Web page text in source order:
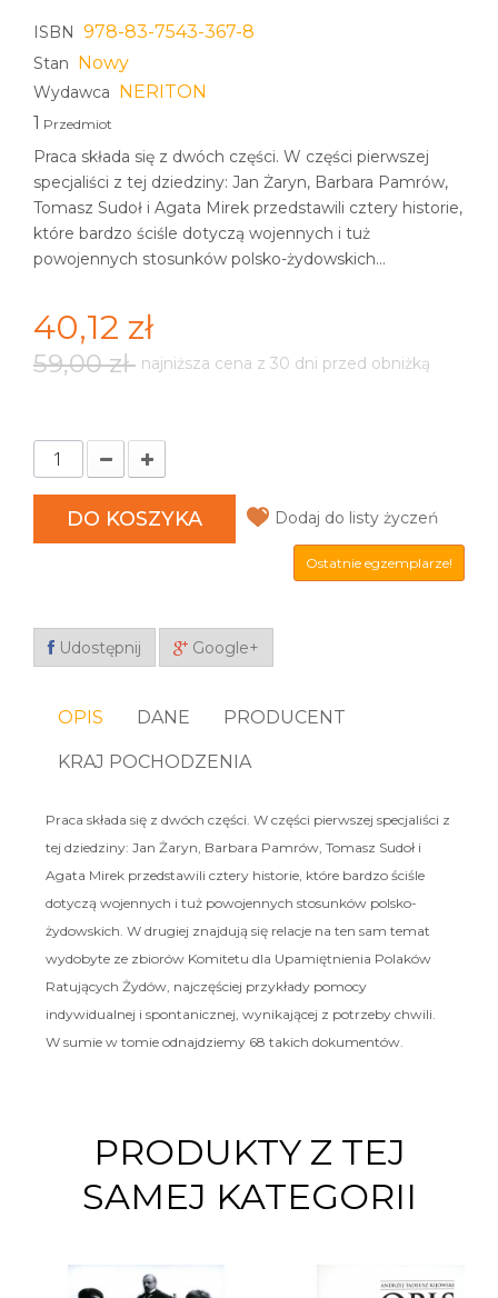
ISBN 978-83-7543-367-8
Stan Nowy
Wydawca NERITON
1 Przedmiot
Praca składa się z dwóch części. W części pierwszej
specjaliści z tej dziedziny: Jan Żaryn, Barbara Pamrów,
Tomasz Sudoł i Agata Mirek przedstawili cztery historie,
które bardzo ściśle dotyczą wojennych i tuż
powojennych stosunków polsko-żydowskich...
40,12 zł
59,00 zł najniższa cena z 30 dni przed obniżką
DO KOSZYKA Dodaj do listy życzeń
Ostatnie egzemplarze!
Udostępnij Google+
OPIS DANE PRODUCENT
KRAJ POCHODZENIA
Praca składa się z dwóch części. W części pierwszej specjaliści z
tej dziedziny: Jan Żaryn, Barbara Pamrów, Tomasz Sudoł i
Agata Mirek przedstawili cztery historie, które bardzo ściśle
dotyczą wojennych i tuż powojennych stosunków polsko-
żydowskich. W drugiej znajdują się relacje na ten sam temat
wydobyte ze zbiorów Komitetu dla Upamiętnienia Polaków
Ratujących Żydów, najczęściej przykłady pomocy
indywidualnej i spontanicznej, wynikającej z potrzeby chwili.
W sumie w tomie odnajdziemy 68 takich dokumentów.
PRODUKTY Z TEJ
SAMEJ KATEGORII